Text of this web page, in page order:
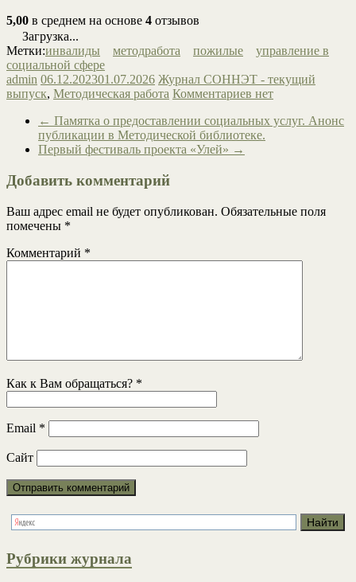
5,00 в среднем на основе 4 отзывов
Загрузка...
Метки:инвалиды методработа пожилые
управление в
социальной сфере
admin 06.12.202301.07.2026 Журнал СОННЭТ - текущий
выпуск, Методическая работа Комментариев нет
← Памятка о предоставлении социальных услуг. Анонс
публикации в Методической библиотеке.
Первый фестиваль проекта «Улей» →
Добавить комментарий
Ваш адрес email не будет опубликован. Обязательные поля
помечены *
Комментарий *
Как к Вам обращаться? *
Email *
Сайт
Рубрики журнала